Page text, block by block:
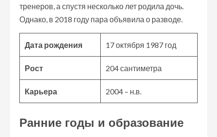
тренеров, а спустя несколько лет родила дочь.
Однако, в 2018 году пара объявила о разводе.
Дата рождения 17 октября 1987 год
Рост 204 сантиметра
Карьера 2004 – н.в.
Ранние годы и образование